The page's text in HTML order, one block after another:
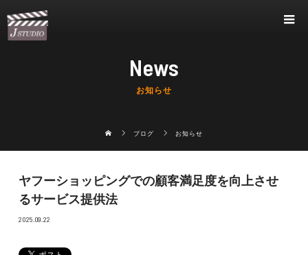
News
お知らせ
ブログ お知らせ
ヤフーショッピングでの顧客満足度を向上させ
るサービス提供法
2025.09.22